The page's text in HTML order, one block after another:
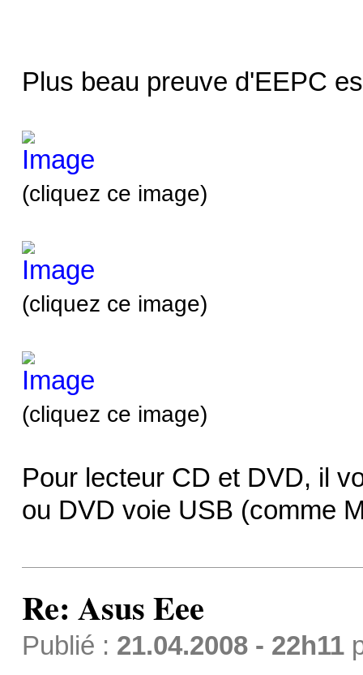
Plus beau preuve d'EEPC
(cliquez ce image)
(cliquez ce image)
(cliquez ce image)
Pour lecteur CD et DVD, il
ou DVD voie USB (comme
Re: Asus Eee
Publié : 21.04.2008 - 22h11